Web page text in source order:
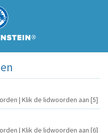
| Klik de lidwoorden aan [5]
| Klik de lidwoorden aan [6]